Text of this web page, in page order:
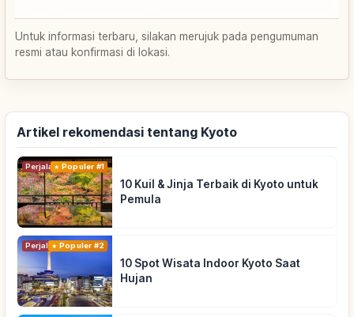
Untuk informasi terbaru, silakan merujuk pada pengumuman
resmi atau konfirmasi di lokasi.
Artikel rekomendasi tentang Kyoto
PerjalananPopuler #1
10 Kuil & Jinja Terbaik di Kyoto untuk
Pemula
PerjalananPopuler #2
10 Spot Wisata Indoor Kyoto Saat
Hujan